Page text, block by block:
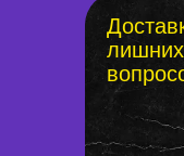
лишних